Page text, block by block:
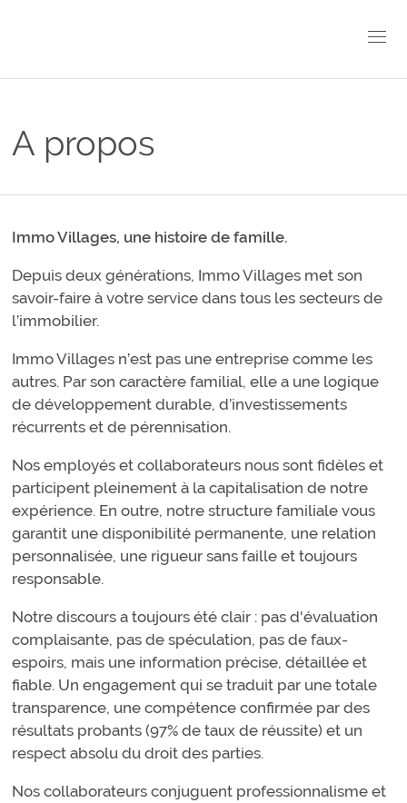
A propos
Immo Villages, une histoire de famille.
Depuis deux générations, Immo Villages met son
savoir-faire à votre service dans tous les secteurs de
l’immobilier.
Immo Villages n’est pas une entreprise comme les
autres. Par son caractère familial, elle a une logique
de développement durable, d’investissements
récurrents et de pérennisation.
Nos employés et collaborateurs nous sont fidèles et
participent pleinement à la capitalisation de notre
expérience. En outre, notre structure familiale vous
garantit une disponibilité permanente, une relation
personnalisée, une rigueur sans faille et toujours
responsable.
Notre discours a toujours été clair : pas d'évaluation
complaisante, pas de spéculation, pas de faux-
espoirs, mais une information précise, détaillée et
fiable. Un engagement qui se traduit par une totale
transparence, une compétence confirmée par des
résultats probants (97% de taux de réussite) et un
respect absolu du droit des parties.
Nos collaborateurs conjuguent professionnalisme et